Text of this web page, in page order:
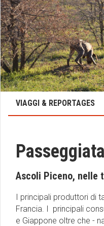
VIAGGI & REPORTAGES
Ascoli Piceno,
I principali produttori di
Francia. I principali
e Giappone oltre che -